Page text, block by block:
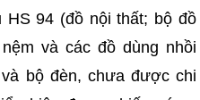
HS 94 (đồ nội thất; bộ đồ
và các đồ dùng nhồi
bộ đèn, chưa được chi